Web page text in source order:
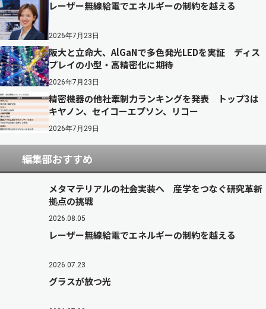
レーザー無線給電でエネルギーの制約を越える
2026年7月23日
阪大と立命大、AlGaNで多色発光LEDを実証 ディス
プレイの小型・高精密化に期待
2026年7月23日
精密機器の他社牽制力ランキングを発表 トップ3は
キヤノン、セイコーエプソン、リコー
2026年7月29日
編集部おすすめ
メタマテリアルの社会実装へ 産学をつなぐ研究革新
拠点の挑戦
2026.08.05
レーザー無線給電でエネルギーの制約を越える
2026.07.23
グラスが放つ光